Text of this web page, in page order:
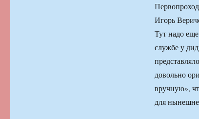
Игорь
Тут надо
службе у
довольно
вручную»,
для